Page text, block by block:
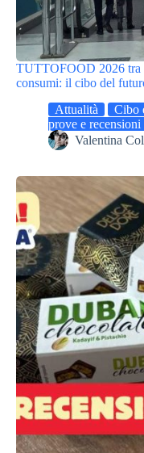
TUTTOFOOD 2026 tra
consumi: il cibo del
Attualità
Cibo
prove e recensioni
Valentina